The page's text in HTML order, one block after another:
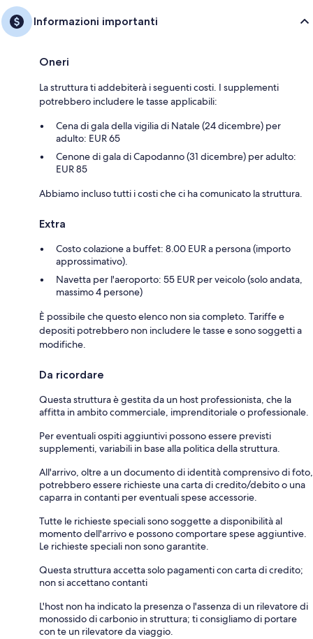
Informazioni importanti
Oneri
La struttura ti addebiterà i seguenti costi. I supplementi
potrebbero includere le tasse applicabili:
Cena di gala della vigilia di Natale (24 dicembre) per
adulto: EUR 65
Cenone di gala di Capodanno (31 dicembre) per adulto:
EUR 85
Abbiamo incluso tutti i costi che ci ha comunicato la struttura.
Extra
Costo colazione a buffet: 8.00 EUR a persona (importo
approssimativo).
Navetta per l'aeroporto: 55 EUR per veicolo (solo andata,
massimo 4 persone)
È possibile che questo elenco non sia completo. Tariffe e
depositi potrebbero non includere le tasse e sono soggetti a
modifiche.
Da ricordare
Questa struttura è gestita da un host professionista, che la
affitta in ambito commerciale, imprenditoriale o professionale.
Per eventuali ospiti aggiuntivi possono essere previsti
supplementi, variabili in base alla politica della struttura.
All'arrivo, oltre a un documento di identità comprensivo di foto,
potrebbero essere richieste una carta di credito/debito o una
caparra in contanti per eventuali spese accessorie.
Tutte le richieste speciali sono soggette a disponibilità al
momento dell'arrivo e possono comportare spese aggiuntive.
Le richieste speciali non sono garantite.
Questa struttura accetta solo pagamenti con carta di credito;
non si accettano contanti
L'host non ha indicato la presenza o l'assenza di un rilevatore di
monossido di carbonio in struttura; ti consigliamo di portare
con te un rilevatore da viaggio.